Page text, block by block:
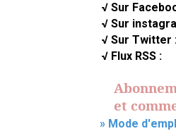
√ Sur
√ Sur
√ Sur Twitter
√ Flux RSS :
et
» Mode